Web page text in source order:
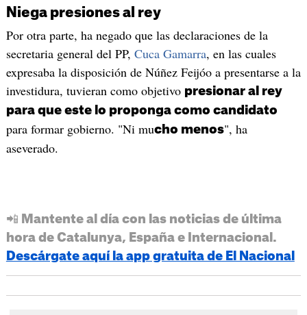
Niega presiones al rey
Por otra parte, ha negado que las declaraciones de la
secretaria general del PP, Cuca Gamarra, en las cuales
expresaba la disposición de Núñez Feijóo a presentarse a la
investidura, tuvieran como objetivo presionar al rey
para que este lo proponga como candidato
para formar gobierno. "Ni mucho menos", ha
aseverado.
📲 Mantente al día con las noticias de última
hora de Catalunya, España e Internacional.
Descárgate aquí la app gratuita de El Nacional